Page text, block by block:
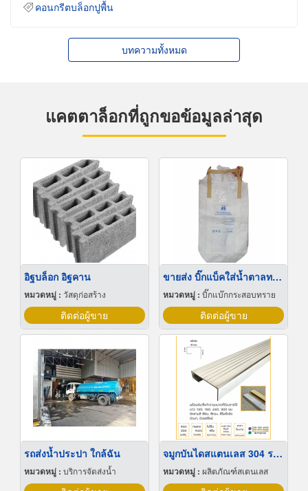
คอนกรีตบล็อกปูพื้น
บทความทั้งหมด
แคตตาล็อกที่ถูกขอข้อมูลล่าสุด
อิฐบล็อก อิฐคาน
หมวดหมู่ : วัสดุก่อสร้าง
ติดต่อผู้ขาย
ขายส่ง บิ๊กแบ็คใส่น้ำตาลทราย สมุทรปราการ
หมวดหมู่ : บิ๊กแบ๊กกระสอบทราย
ติดต่อผู้ขาย
รถส่งน้ำประปา ใกล้ฉัน
หมวดหมู่ : บริการจัดส่งน้ำ
จมูกบันไดสแตนเลส 304 ราคาโรงงาน
หมวดหมู่ : ผลิตภัณฑ์สเตนเลส